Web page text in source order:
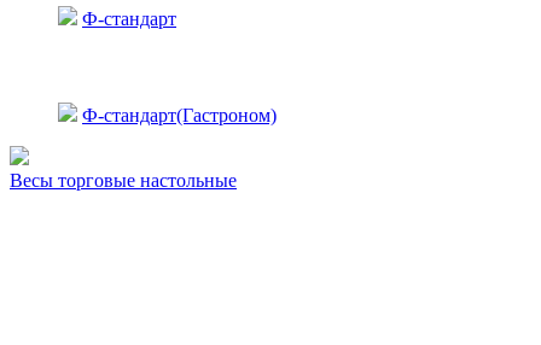
Ф-стандарт
Ф-стандарт(Гастроном)
Весы торговые настольные